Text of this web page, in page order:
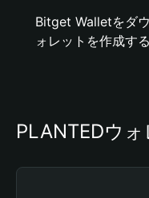
Bitget Walletをダ
ォレットを作成す
PLANTEDウ